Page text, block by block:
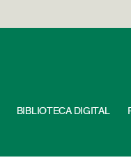
BIBLIOTECA DIGITAL